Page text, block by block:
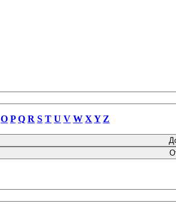
O P Q R S T U V W X Y Z